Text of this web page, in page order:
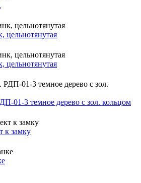
цельнотянутая
цельнотянутая
01-3 темное дерево с зол. кольцом
к замку